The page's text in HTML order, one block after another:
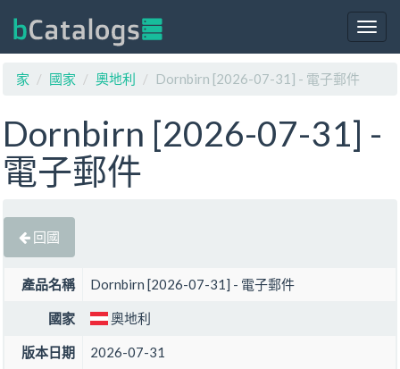
家
國家 奧地利 Dornbirn [2026-07-31] - 電子郵件
Dornbirn [2026-07-31] -
電子郵件
回國
產品名稱 Dornbirn [2026-07-31] - 電子郵件
國家 奧地利
版本日期 2026-07-31